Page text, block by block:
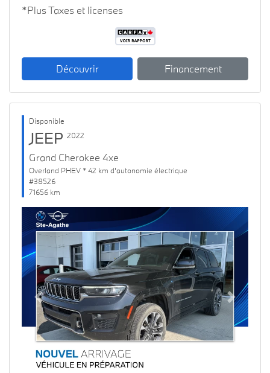
*Plus Taxes et licenses
Découvrir Financement
Disponible
JEEP 2022
Grand Cherokee 4xe
Overland PHEV * 42 km d'autonomie électrique
#38526
71656 km
Previous Next